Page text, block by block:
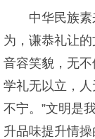
中华民族
为，谦恭礼让的
音容笑貌，无
学礼无以立，
不宁。”文明是
升品味提升情